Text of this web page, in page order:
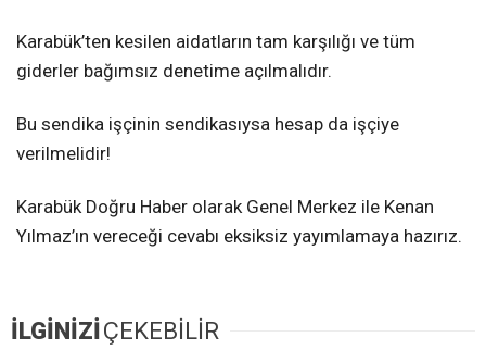
Karabük’ten kesilen aidatların tam karşılığı ve tüm
giderler bağımsız denetime açılmalıdır.
Bu sendika işçinin sendikasıysa hesap da işçiye
verilmelidir!
Karabük Doğru Haber olarak Genel Merkez ile Kenan
Yılmaz’ın vereceği cevabı eksiksiz yayımlamaya hazırız.
İLGİNİZİÇEKEBİLİR